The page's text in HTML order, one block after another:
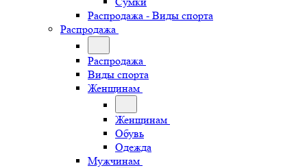
Распродажа - Виды спорта
Распродажа
Распродажа
Виды спорта
Женщинам
Женщинам
Обувь
Одежда
Мужчинам